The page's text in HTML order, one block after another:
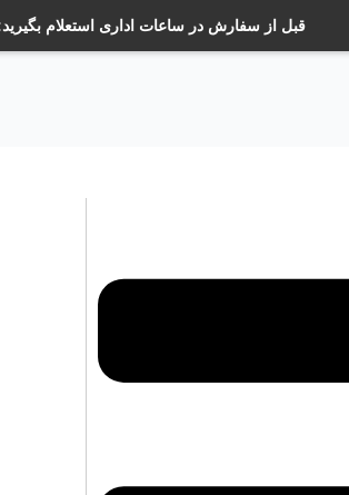
قبل از سفارش در ساعات اداری استعلام